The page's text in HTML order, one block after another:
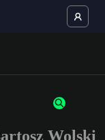
o números.Wolski